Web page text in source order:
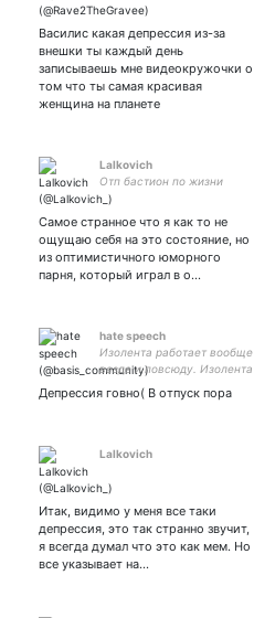
Василис какая депрессия из-за
внешки ты каждый день
записываешь мне видеокружочки о
том что ты самая красивая
женщина на планете
Lalkovich
Отп бастион по жизни
Самое странное что я как то не
ощущаю себя на это состояние, но
из оптимистичного юморного
парня, который играл в о…
hate speech
Изолента работает вообще
везде и повсюду. Изолента
- это дар богов, ей нужно
поклоняться.
Депрессия говно( В отпуск пора
Lalkovich
Итак, видимо у меня все таки
депрессия, это так странно звучит,
я всегда думал что это как мем. Но
все указывает на…